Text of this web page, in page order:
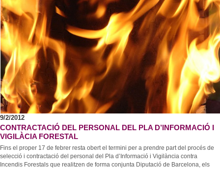
9/2/2012
CONTRACTACIÓ DEL PERSONAL DEL PLA D’INFORMACIÓ I
VIGILÀCIA FORESTAL
Fins el proper 17 de febrer resta obert el termini per a prendre part del procés de
selecció i contractació del personal del Pla d’Informació i Vigilància contra
Incendis Forestals que realitzen de forma conjunta Diputació de Barcelona, els